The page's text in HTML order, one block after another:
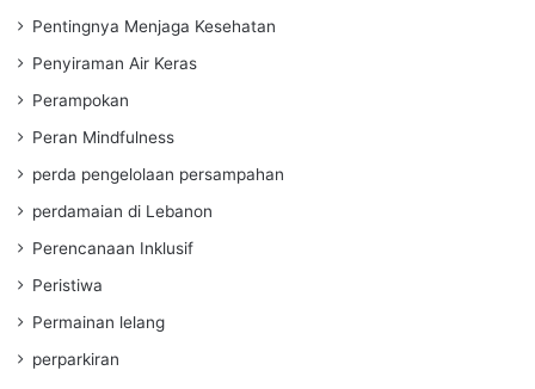
Pentingnya Menjaga Kesehatan
Penyiraman Air Keras
Perampokan
Peran Mindfulness
perda pengelolaan persampahan
perdamaian di Lebanon
Perencanaan Inklusif
Peristiwa
Permainan lelang
perparkiran